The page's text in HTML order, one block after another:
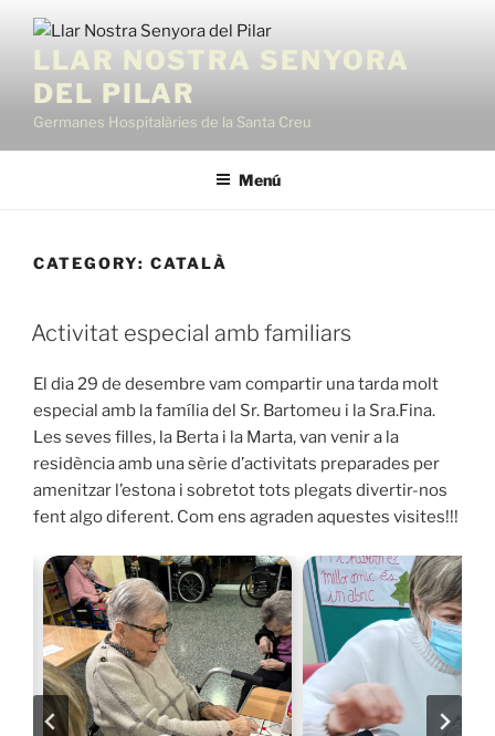
contingutLLAR NOSTRA SENYORA
DEL PILAR
Germanes Hospitalàries de la Santa Creu
Menú
CATEGORY: CATALÀ
Activitat especial amb familiars
El dia 29 de desembre vam compartir una tarda molt
especial amb la família del Sr. Bartomeu i la Sra.Fina.
Les seves filles, la Berta i la Marta, van venir a la
residència amb una sèrie d’activitats preparades per
amenitzar l’estona i sobretot tots plegats divertir-nos
fent algo diferent. Com ens agraden aquestes visites!!!